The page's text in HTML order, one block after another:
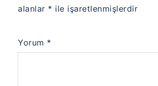
alanlar * ile işaretlenmişlerdir
Yorum *